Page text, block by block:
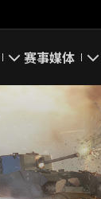
赛事媒体
游戏截图
游戏壁纸
游戏音乐